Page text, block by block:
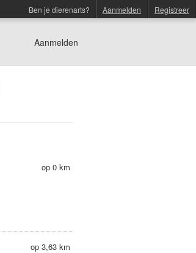
Aanmelden Registreer
Ben je dierenarts?
Aanmelden
op 0 km
op 3,63 km